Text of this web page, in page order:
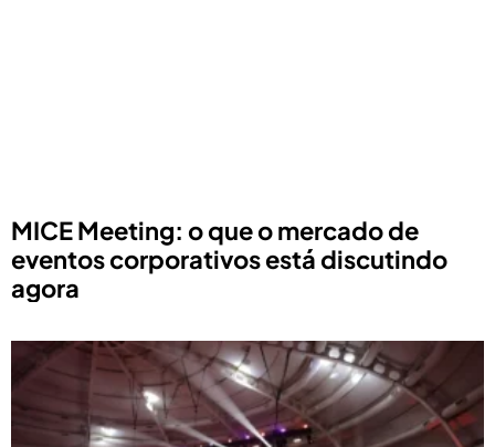
MICE Meeting: o que o mercado de
eventos corporativos está discutindo
agora